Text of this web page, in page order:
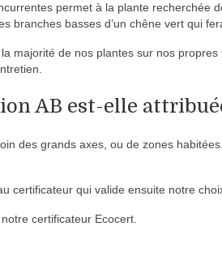
permet à la plante recherchée
branches basses d’un chêne vert qui
majorité de nos plantes sur nos
AB est-elle
des grands axes, ou de zones
certificateur qui valide ensuite notre
certificateur Ecocert.